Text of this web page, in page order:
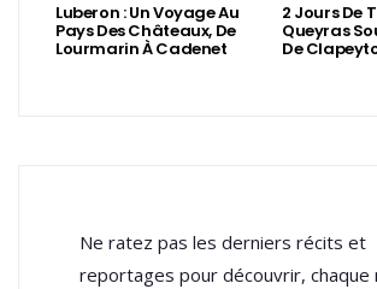
Luberon : Un Voyage Au
Pays Des Châteaux, De
Lourmarin À Cadenet
2 Jours De
Queyras
De
Ne ratez pas les derniers récits et
reportages pour découvrir, chaque